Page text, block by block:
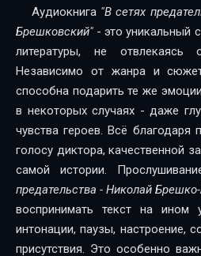
01-19
01-20
01-21
01-23
01-25
02-01
Аудиокнига "В сетях
Брешковский" - это уникальный
литературы, не отвлекаясь
Независимо от жанра и
способна подарить те же
в некоторых случаях - даже
чувства героев. Всё благодаря
голосу диктора, качественной
самой истории.
предательства - Николай
воспринимать текст на ином
интонации, паузы, настроение,
присутствия. Это особенно